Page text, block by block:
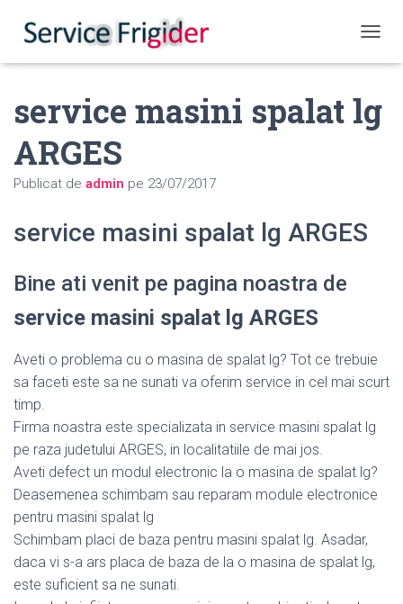
service masini spalat lg
ARGES
Publicat de admin pe 23/07/2017
service masini spalat lg ARGES
Bine ati venit pe pagina noastra de
service masini spalat lg ARGES
Aveti o problema cu o masina de spalat lg? Tot ce trebuie
sa faceti este sa ne sunati va oferim service in cel mai scurt
timp.
Firma noastra este specializata in service masini spalat lg
pe raza judetului ARGES, in localitatiile de mai jos.
Aveti defect un modul electronic la o masina de spalat lg?
Deasemenea schimbam sau reparam module electronice
pentru masini spalat lg
Schimbam placi de baza pentru masini spalat lg. Asadar,
daca vi s-a ars placa de baza de la o masina de spalat lg,
este suficient sa ne sunati.